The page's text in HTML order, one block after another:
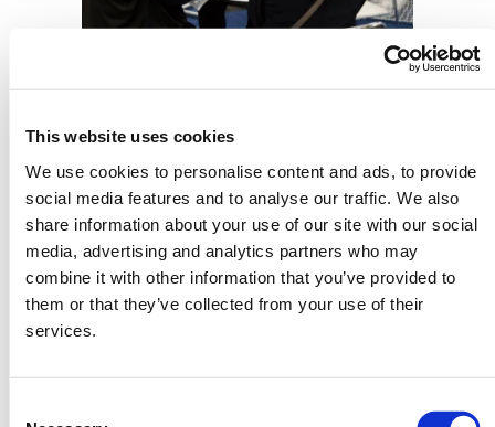
This website uses cookies
We use cookies to personalise content and ads, to provide
social media features and to analyse our traffic. We also
share information about your use of our site with our social
media, advertising and analytics partners who may
combine it with other information that you’ve provided to
them or that they’ve collected from your use of their
services.
商談対象
セラー(＝出展者)とは
世界の国・地域 から
政府観光局・サプライヤー・オペレーターが集結！